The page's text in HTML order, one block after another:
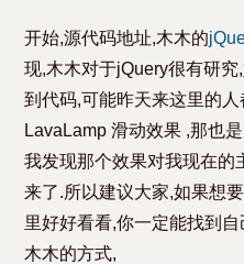
开始,源代码地址,木木的
现,木木对于jQuery很有研
到代码,可能昨天来这里的
LavaLamp 滑动效果 ,那也
我发现那个效果对我现在的
来了.所以建议大家,如果想
里好好看看,你一定能找到
木木的方式,